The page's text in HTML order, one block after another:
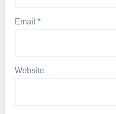
Email *
Website